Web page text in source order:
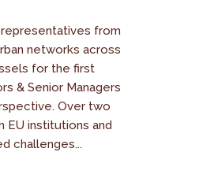
representatives from
networks across
for the first
& Senior Managers
Over two
EU institutions and
challenges...